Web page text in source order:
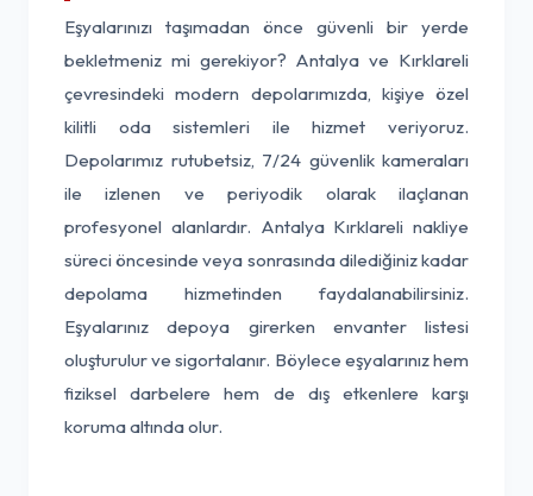
Eşyalarınızı taşımadan önce güvenli bir yerde
bekletmeniz mi gerekiyor? Antalya ve Kırklareli
çevresindeki modern depolarımızda, kişiye özel
kilitli oda sistemleri ile hizmet veriyoruz.
Depolarımız rutubetsiz, 7/24 güvenlik kameraları
ile izlenen ve periyodik olarak ilaçlanan
profesyonel alanlardır. Antalya Kırklareli nakliye
süreci öncesinde veya sonrasında dilediğiniz kadar
depolama hizmetinden faydalanabilirsiniz.
Eşyalarınız depoya girerken envanter listesi
oluşturulur ve sigortalanır. Böylece eşyalarınız hem
fiziksel darbelere hem de dış etkenlere karşı
koruma altında olur.